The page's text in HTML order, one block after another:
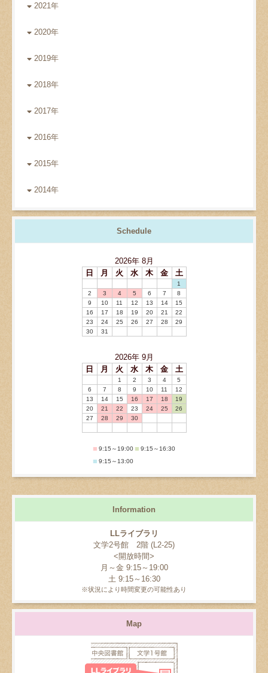
2021年
2020年
2019年
2018年
2017年
2016年
2015年
2014年
Schedule
2026年 8月
日
月 火 水 木 金 土
1
2
3 4 5 6 7
8
9
10 11 12 13 14
15
16
17 18 19 20 21
22
23
24 25 26 27 28
29
30
31
2026年 9月
日
月 火 水 木 金 土
1 2 3 4
5
6
7 8 9 10 11
12
13
14 15 16 17 18
19
20
21 22 23 24 25
26
27
28 29 30
■ 9:15～19:00 ■ 9:15～16:30
■ 9:15～13:00
Information
LLライブラリ
文学2号館 2階 (L2-25)
<開放時間>
月～金 9:15～19:00
土 9:15～16:30
※状況により時間変更の可能性あり
Map